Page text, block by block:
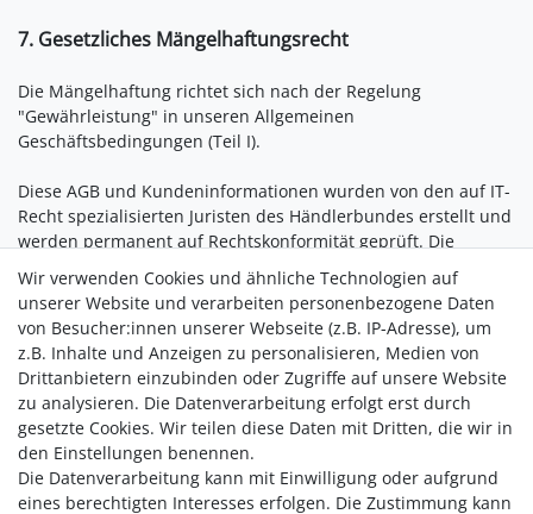
7. Gesetzliches Mängelhaftungsrecht
Die Mängelhaftung richtet sich nach der Regelung
"Gewährleistung" in unseren Allgemeinen
Geschäftsbedingungen (Teil I).
Diese AGB und Kundeninformationen wurden von den auf IT-
Recht spezialisierten Juristen des Händlerbundes erstellt und
werden permanent auf Rechtskonformität geprüft. Die
Händlerbund Management AG garantiert für die
Rechtssicherheit der Texte und haftet im Falle von
Abmahnungen. Nähere Informationen dazu finden Sie
unter:https://www.haendlerbund.de/de/leistungen/
rechtssicherheit/agb-service
letzte Aktualisierung:23.10.2019
Versandkostenfrei ab 40,-€
Wir verwenden Cookies und ähnliche Technologien auf
unserer Website und verarbeiten personenbezogene Daten
von Besucher:innen unserer Webseite (z.B. IP-Adresse), um
z.B. Inhalte und Anzeigen zu personalisieren, Medien von
Drittanbietern einzubinden oder Zugriffe auf unsere Website
zu analysieren. Die Datenverarbeitung erfolgt erst durch
gesetzte Cookies. Wir teilen diese Daten mit Dritten, die wir in
den Einstellungen benennen.
Die Datenverarbeitung kann mit Einwilligung oder aufgrund
eines berechtigten Interesses erfolgen. Die Zustimmung kann